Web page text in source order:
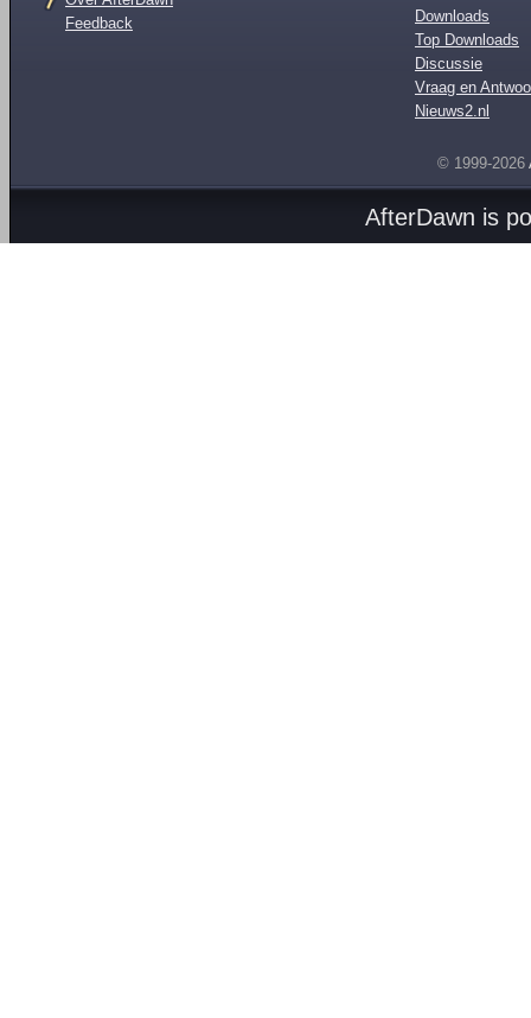
Feedback
Downloads
Top Downloads
Discussie
Vraag en
Nieuws2.nl
© 1999-2026
AfterDawn is